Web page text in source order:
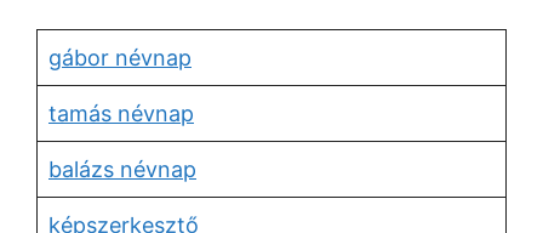
gábor névnap
tamás névnap
balázs névnap
képszerkesztő